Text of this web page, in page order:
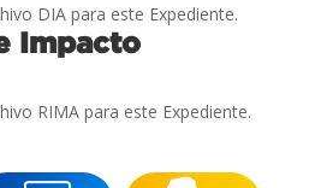
DIA para este Expediente.
Impacto
RIMA para este Expediente.